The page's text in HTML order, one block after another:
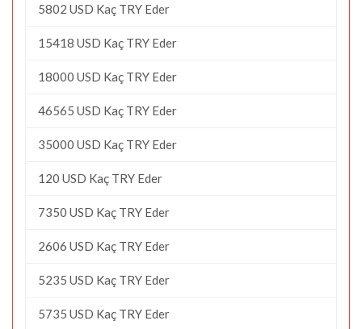
5802 USD Kaç TRY Eder
15418 USD Kaç TRY Eder
18000 USD Kaç TRY Eder
46565 USD Kaç TRY Eder
35000 USD Kaç TRY Eder
120 USD Kaç TRY Eder
7350 USD Kaç TRY Eder
2606 USD Kaç TRY Eder
5235 USD Kaç TRY Eder
5735 USD Kaç TRY Eder